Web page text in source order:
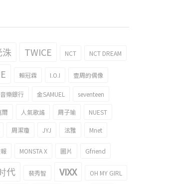
TWICE NCT NCT DREAM
賴冠霖 I.O.I 壹周的偶像
音樂銀行 金SAMUEL seventeen
爾 人氣歌謠 周子瑜 NUEST
周潔瓊 JYJ 泫雅 Mnet
MONSTA X 圖片 Gfriend
代 裴秀智 VIXX OH MY GIRL